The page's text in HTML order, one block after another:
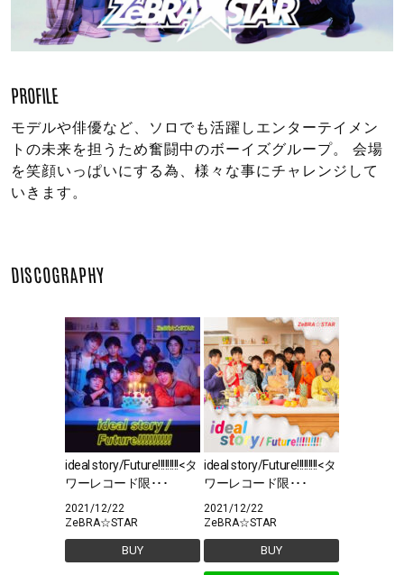
PROFILE
モデルや俳優など、ソロでも活躍しエンターテイメン
トの未来を担うため奮闘中のボーイズグループ。 会場
を笑顔いっぱいにする為、様々な事にチャレンジして
いきます。
DISCOGRAPHY
ideal story/Future!!!!!!!!!<タ
ワーレコード限･･･
2021/12/22
ZeBRA☆STAR
BUY
ideal story/Future!!!!!!!!!<タ
ワーレコード限･･･
2021/12/22
ZeBRA☆STAR
BUY